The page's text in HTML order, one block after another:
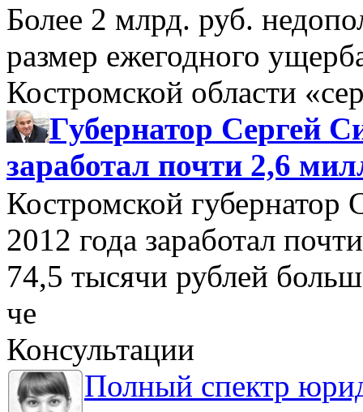
Более 2 млрд. руб.
размер ежегодного
Костромской области
Губернатор Сергей
заработал почти 2,6
Костромской губернатор
2012 года заработал
74,5 тысячи рублей
че
Консультации
Полный спектр